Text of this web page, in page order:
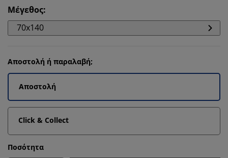
Μέγεθος:
70x140
Αποστολή ή παραλαβή;
Αποστολή
Click & Collect
Ποσότητα